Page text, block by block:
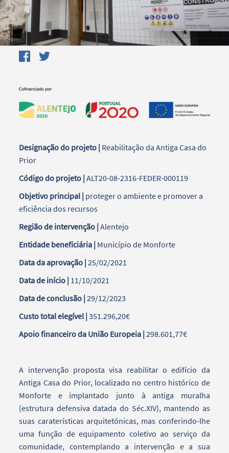
Designação do projeto | Reabilitação da Antiga Casa do
Prior
Código do projeto |ALT20-08-2316-FEDER-000119
Objetivo principal | proteger o ambiente e promover a
eficiência dos recursos
Região de intervenção |Alentejo
Entidade beneficiária | Município de Monforte
Data da aprovação |25/02/2021
Data de início | 11/10/2021
Data de conclusão |29/12/2023
Custo total elegível |351.296,20€
Apoio financeiro da União Europeia |298.601,77€
A intervenção proposta visa reabilitar o edifício da
Antiga Casa do Prior, localizado no centro histórico de
Monforte e implantado junto à antiga muralha
(estrutura defensiva datada do Séc.XIV), mantendo as
suas caraterísticas arquitetónicas, mas conferindo-lhe
uma função de equipamento coletivo ao serviço da
comunidade, contemplando a intervenção e a sua